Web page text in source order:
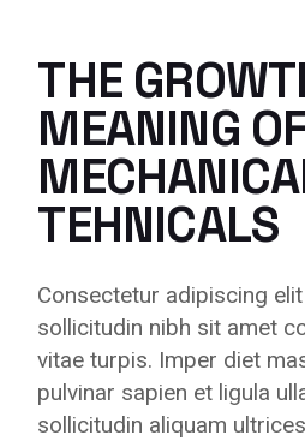
THE
MEANING
TEHNICALS
Consectetur adipiscing
sollicitudin nibh sit amet
vitae turpis. Imper diet
pulvinar sapien et ligula
sollicitudin aliquam